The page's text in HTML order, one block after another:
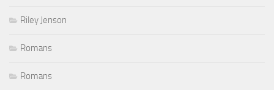
Riley Jenson
Romans
Romans